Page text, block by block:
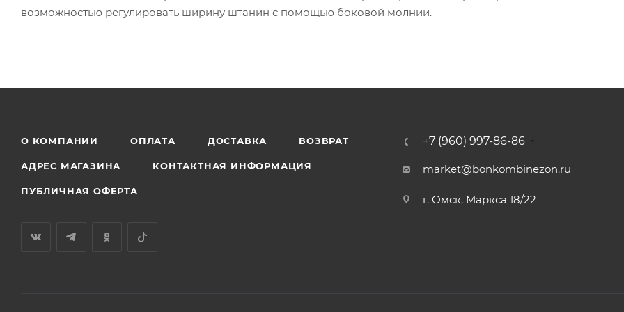
возможностью регулировать ширину штанин с помощью боковой молнии.
О КОМПАНИИ ОПЛАТА ДОСТАВКА ВОЗВРАТ
АДРЕС МАГАЗИНА КОНТАКТНАЯ ИНФОРМАЦИЯ
ПУБЛИЧНАЯ ОФЕРТА
+7 (960) 997-86-86
market@bonkombinezon.ru
г. Омск, Маркса 18/22